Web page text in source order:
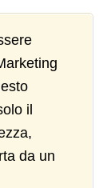
il
da un